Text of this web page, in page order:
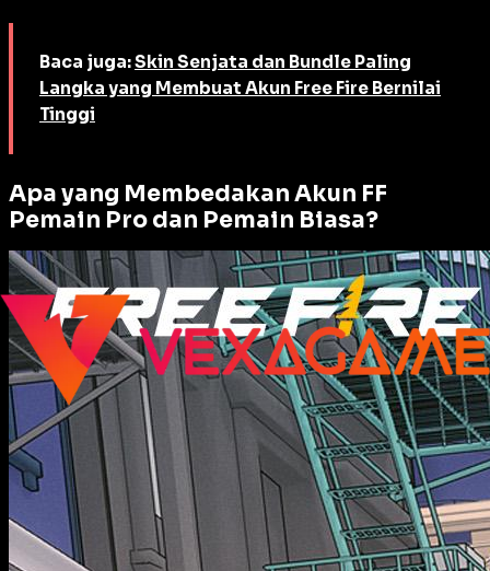
Baca juga:Skin Senjata dan Bundle Paling
Langka yang Membuat Akun Free Fire Bernilai
Tinggi
Apa yang Membedakan Akun FF
Pemain Pro dan Pemain Biasa?